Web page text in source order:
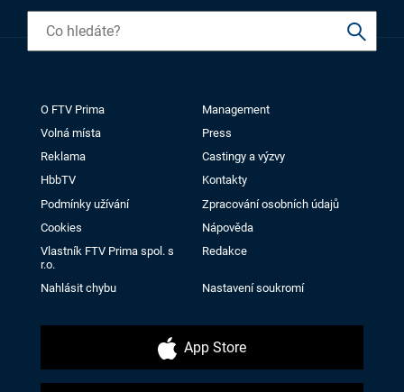
O FTV Prima
Management
Volná místa
Press
Reklama
Castingy a výzvy
HbbTV
Kontakty
Podmínky užívání
Zpracování osobních údajů
Cookies
Nápověda
Vlastník FTV Prima spol. s
r.o.
Redakce
Nahlásit chybu Nastavení soukromí
App Store